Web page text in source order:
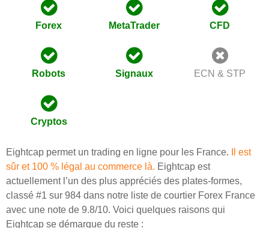
Forex MetaTrader CFD
Robots Signaux ECN & STP
Cryptos
Eightcap permet un trading en ligne pour les France.
Il est
sûr et 100 % légal au commerce là. Eightcap est
actuellement l’un des plus appréciés des plates-formes,
classé #1 sur 984 dans notre liste de courtier Forex France
avec une note de 9.8/10. Voici quelques raisons qui
Eightcap se démarque du reste :